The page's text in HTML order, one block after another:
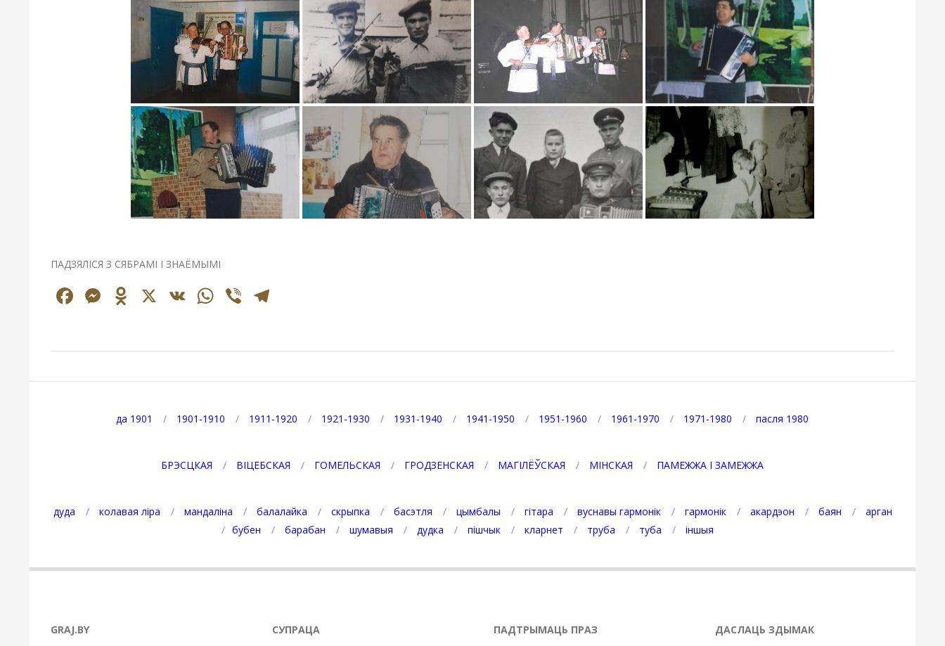
ПАДЗЯЛІСЯ З СЯБРАМІ І ЗНАЁМЫМІ
Facebook
Messenger
Odnoklassniki
X VK WhatsApp
Viber
08-
да 1901
1901-1910 1911-1920 1921-1930 1931-1940 1941-1950 1951-1960 1961-1970 1971-1980 пасля 1980
БРЭСЦКАЯ ВІЦЕБСКАЯ ГОМЕЛЬСКАЯ ГРОДЗЕНСКАЯ МАГІЛЁЎСКАЯ МІНСКАЯ ПАМЕЖЖА І ЗАМЕЖЖА
дуда колавая ліра мандаліна балалайка скрыпка басэтля цымбалы гітара вуснавы гармонік гармонік акардэон баян
арган
бубен
барабан шумавыя дудка пішчык кларнет труба туба іншыя
GRAJ.BY СУПРАЦА ПАДТРЫМАЦЬ ПРАЗ ДАСЛАЦЬ ЗДЫМАК